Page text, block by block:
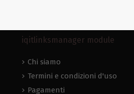
iqitlinksmanager module
Chi siamo
Termini e condizioni d'uso
Pagamenti